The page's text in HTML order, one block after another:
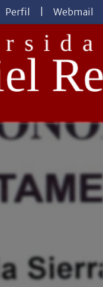
Perfil Webmail